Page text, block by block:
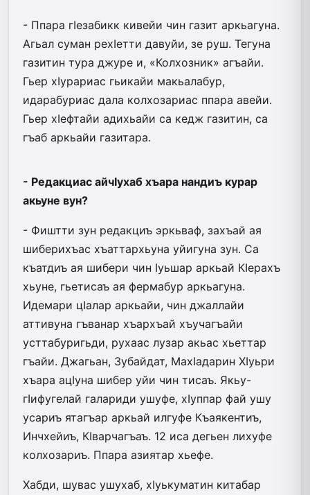
- Ппара гIезабикк кивейи чин газит аркьагуна.
Агьал суман рехIетти давуйи, зе руш. Тегуна
газитин тура джуре и, «Колхозник» агъайи.
Гьер хIурариас гьикайи макьалабур,
идарабуриас дала колхозариас ппара авейи.
Гьер хIефтайи адихьайи са кедж газитин, са
гъаб аркьайи газитара.
- Редакциас айчIухаб хъара нандиъ курар
акьуне вун?
- Фиштти зун редакциъ эркьваф, захъай ая
шиберихъас хъаттархьуна уйигуна зун. Са
къатдиъ ая шибери чин Iуьшар аркьай КIерахъ
хьуне, гьетисаъ ая фермабур аркьагуна.
Идемари цIалар аркьайи, чин джаллайи
аттивуна гъванар хъархъай хъучагъайи
усттабуригьди, рухаас лузар акьас хьеттар
гъайи. Джагьан, Зубайдат, МахIадарин ХIуьри
хъара ацIуна шибер уйи чин тисаъ. Якьу-
гIифугелай галариди ушуфе, хIуппар фай ушу
усариъ ятагъар аркьай илгуфе Къаякентиъ,
Инчхейиъ, КIварчагъаъ. 12 иса дегьен лихуфе
колхозариъ. Ппара азиятар хьефе.
Хабди, шувас ушухаб, хIуькуматин китабар